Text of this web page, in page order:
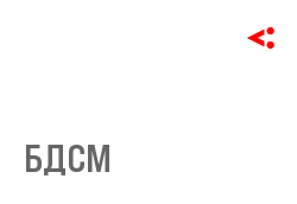
БДСМ